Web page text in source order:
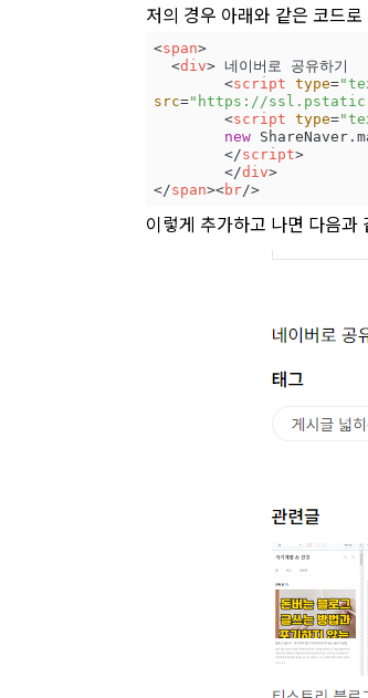
저의 경우 아래와 같은 코드
<span>
<div> 네이버로 공유하기
<script type=
src="https://
<script type=
new
</script>
</div>
</span><br/>
이렇게 추가하고 나면 다음